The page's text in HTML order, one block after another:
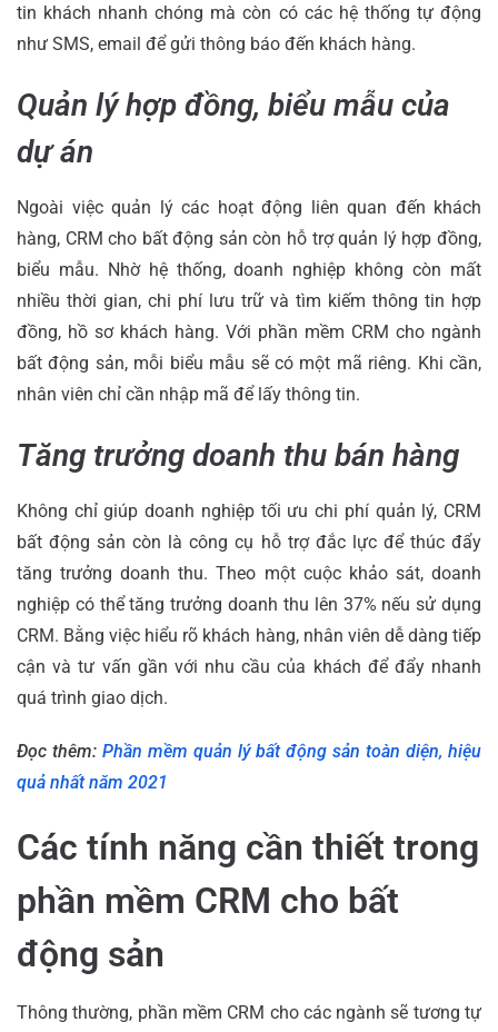
tin khách nhanh chóng mà còn có các hệ thống tự động
như SMS, email để gửi thông báo đến khách hàng.
Quản lý hợp đồng, biểu mẫu của
dự án
Ngoài việc quản lý các hoạt động liên quan đến khách
hàng, CRM cho bất động sản còn hỗ trợ quản lý hợp đồng,
biểu mẫu. Nhờ hệ thống, doanh nghiệp không còn mất
nhiều thời gian, chi phí lưu trữ và tìm kiếm thông tin hợp
đồng, hồ sơ khách hàng. Với phần mềm CRM cho ngành
bất động sản, mỗi biểu mẫu sẽ có một mã riêng. Khi cần,
nhân viên chỉ cần nhập mã để lấy thông tin.
Tăng trưởng doanh thu bán hàng
Không chỉ giúp doanh nghiệp tối ưu chi phí quản lý, CRM
bất động sản còn là công cụ hỗ trợ đắc lực để thúc đẩy
tăng trưởng doanh thu. Theo một cuộc khảo sát, doanh
nghiệp có thể tăng trưởng doanh thu lên 37% nếu sử dụng
CRM. Bằng việc hiểu rõ khách hàng, nhân viên dễ dàng tiếp
cận và tư vấn gần với nhu cầu của khách để đẩy nhanh
quá trình giao dịch.
Đọc thêm: Phần mềm quản lý bất động sản toàn diện, hiệu
quả nhất năm 2021
Các tính năng cần thiết trong
phần mềm CRM cho bất
động sản
Thông thường, phần mềm CRM cho các ngành sẽ tương tự